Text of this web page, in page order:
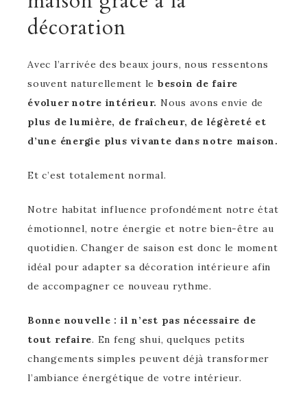
décoration
Avec l’arrivée des beaux jours, nous ressentons
souvent naturellement le besoin de faire
évoluer notre intérieur. Nous avons envie de
plus de lumière, de fraîcheur, de légèreté et
d’une énergie plus vivante dans notre maison.
Et c’est totalement normal.
Notre habitat influence profondément notre état
émotionnel, notre énergie et notre bien-être au
quotidien. Changer de saison est donc le moment
idéal pour adapter sa décoration intérieure afin
de accompagner ce nouveau rythme.
Bonne nouvelle : il n’est pas nécessaire de
tout refaire. En feng shui, quelques petits
changements simples peuvent déjà transformer
l’ambiance énergétique de votre intérieur.